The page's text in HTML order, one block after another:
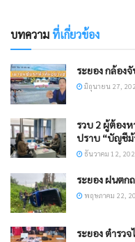
บทความที่เกี่ยวข้อง
ระยอง กล้อง
มิถุนายน 27,
รวบ 2 ผู้ต้องห
ปราบ “บัญชีม้
ธันวาคม 12,
ระยอง ฝนตก
พฤษภาคม 22,
ระยอง ตำรว